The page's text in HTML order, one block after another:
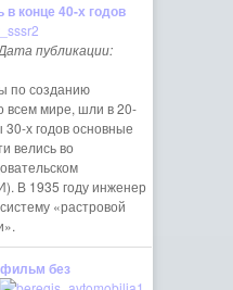
конце 40-х годов
публикации:
по созданию
всем мире, шли в 20-
х годов основные
велись во
В 1935 году инженер
«растровой
фильм без